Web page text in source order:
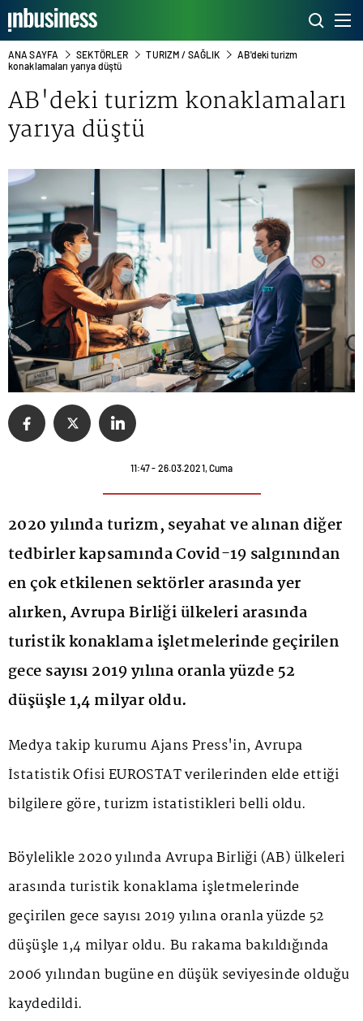
ANA SAYFA SEKTÖRLER TURIZM / SAĞLIK
AB'deki turizm
konaklamaları yarıya düştü
AB'deki turizm konaklamaları
yarıya düştü
11:47 - 26.03.2021, Cuma
2020 yılında turizm, seyahat ve alınan diğer
tedbirler kapsamında Covid-19 salgınından
en çok etkilenen sektörler arasında yer
alırken, Avrupa Birliği ülkeleri arasında
turistik konaklama işletmelerinde geçirilen
gece sayısı 2019 yılına oranla yüzde 52
düşüşle 1,4 milyar oldu.
Medya takip kurumu Ajans Press'in, Avrupa
İstatistik Ofisi EUROSTAT verilerinden elde ettiği
bilgilere göre, turizm istatistikleri belli oldu.
Böylelikle 2020 yılında Avrupa Birliği (AB) ülkeleri
arasında turistik konaklama işletmelerinde
geçirilen gece sayısı 2019 yılına oranla yüzde 52
düşüşle 1,4 milyar oldu. Bu rakama bakıldığında
2006 yılından bugüne en düşük seviyesinde olduğu
kaydedildi.